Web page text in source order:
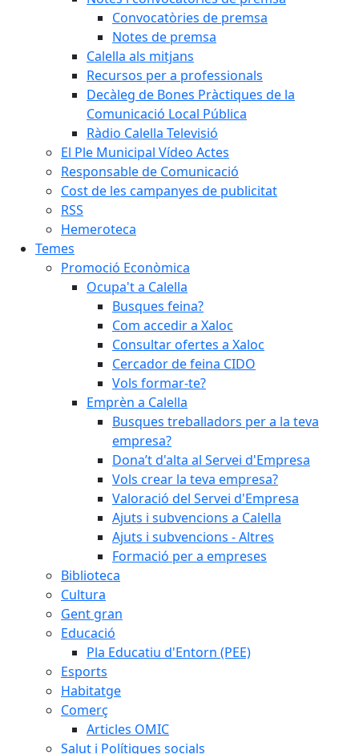
Convocatòries de premsa
Notes de premsa
Calella als mitjans
Recursos per a professionals
Decàleg de Bones Pràctiques de la
Comunicació Local Pública
Ràdio Calella Televisió
El Ple Municipal Vídeo Actes
Responsable de Comunicació
Cost de les campanyes de publicitat
RSS
Hemeroteca
Temes
Promoció Econòmica
Ocupa't a Calella
Busques feina?
Com accedir a Xaloc
Consultar ofertes a Xaloc
Cercador de feina CIDO
Vols formar-te?
Emprèn a Calella
Busques treballadors per a la teva
empresa?
Dona’t d'alta al Servei d'Empresa
Vols crear la teva empresa?
Valoració del Servei d'Empresa
Ajuts i subvencions a Calella
Ajuts i subvencions - Altres
Formació per a empreses
Biblioteca
Cultura
Gent gran
Educació
Pla Educatiu d'Entorn (PEE)
Esports
Habitatge
Comerç
Articles OMIC
Salut i Polítiques socials